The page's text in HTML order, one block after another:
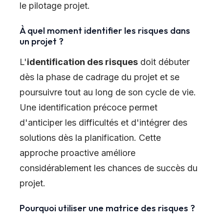
le pilotage projet.
À quel moment identifier les risques dans
un projet ?
L'identification des risques doit débuter
dès la phase de cadrage du projet et se
poursuivre tout au long de son cycle de vie.
Une identification précoce permet
d'anticiper les difficultés et d'intégrer des
solutions dès la planification. Cette
approche proactive améliore
considérablement les chances de succès du
projet.
Pourquoi utiliser une matrice des risques ?